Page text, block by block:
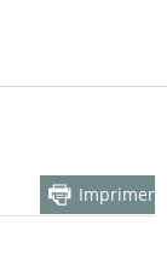
Imprimer